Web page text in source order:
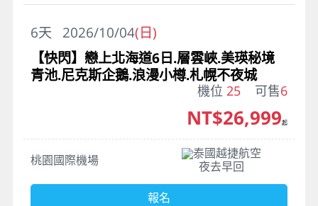
2026/10/04(日)
6天
【快閃】戀上北海道6日.層雲峽.美瑛秘境
青池.尼克斯企鵝.浪漫小樽.札幌不夜城
機位 25 可售6
桃園國際機場
泰國越捷航空
夜去早回
NT$26,999起
報名